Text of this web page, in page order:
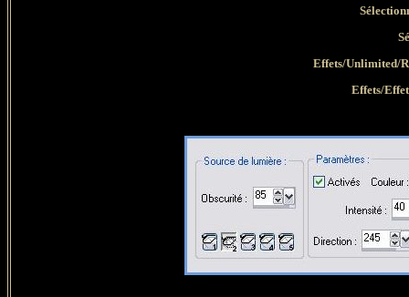
Effets/Unlimited/
Effets/